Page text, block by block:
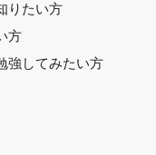
りたい方
方
強してみたい方